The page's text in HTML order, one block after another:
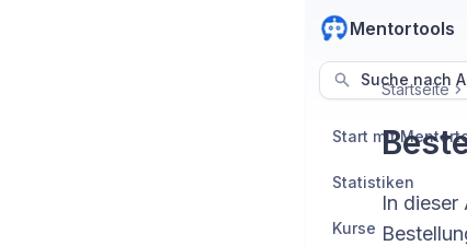
Mentortools
Suche nach
Start mit
Statistiken
Kurse
Startseite
In